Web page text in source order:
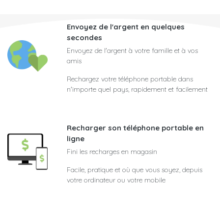
Envoyez de l'argent en quelques
secondes
Envoyez de l'argent à votre famille et à vos
amis
Rechargez votre téléphone portable dans
n'importe quel pays, rapidement et facilement
Recharger son téléphone portable en
ligne
Fini les recharges en magasin
Facile, pratique et où que vous soyez, depuis
votre ordinateur ou votre mobile